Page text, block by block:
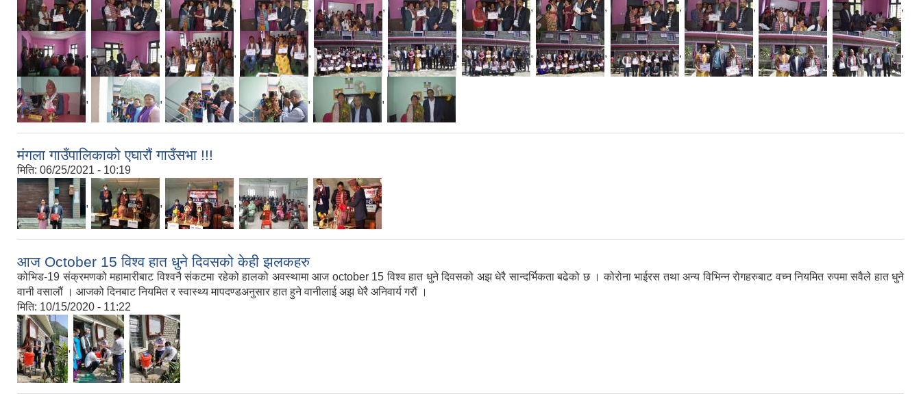
, , , , , , , , , , , ,
, , , , , , , , , , , ,
, , , , ,
मंगला गाउँपालिकाको एघारौं गाउँसभा !!!
मिति: 06/25/2021 - 10:19
, , , ,
आज October 15 विश्व हात धुने दिवसको केही झलकहरु
कोभिड-19 संक्रमणको महामारीबाट विश्वनै संकटमा रहेको हालको अवस्थामा आज october 15 विश्व हात धुने दिवसको अझ धेरै सान्दर्भिकता बढेको छ । कोरोना भाईरस तथा अन्य विभिन्न रोगहरुबाट वच्न नियमित रुपमा सवैले हात धुने
वानी वसालौं । आजको दिनबाट नियमित र स्वास्थ्य मापदण्डअनुसार हात हुने वानीलाई अझ धेरै अनिवार्य गरौं ।
मिति: 10/15/2020 - 11:22
, ,